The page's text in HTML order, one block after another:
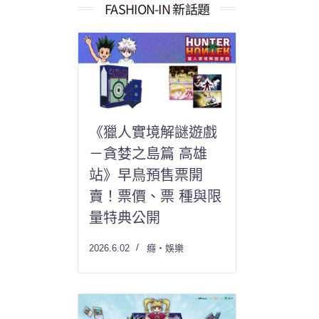
果： FASHION-IN 新話題
《獵人實境解謎遊戲
－貪婪之島篇 高雄
站》早鳥預售票開
賣！票價、票 種與限
量特典公開
2026.6.02 癮・娛樂